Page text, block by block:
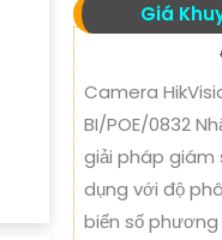
Giá
Camera
BI/POE/0832
giải pháp
dụng với độ
biển số